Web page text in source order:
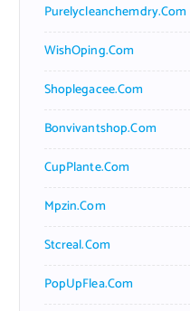
Purelycleanchemdry.com
WishOping.com
Shoplegacee.com
Bonvivantshop.com
CupPlante.com
Mpzin.com
Stcreal.com
PopUpFlea.com